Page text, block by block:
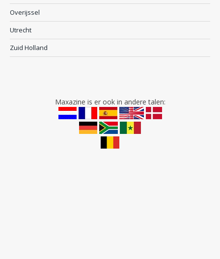
Overijssel
Utrecht
Zuid Holland
Maxazine is er ook in andere talen: